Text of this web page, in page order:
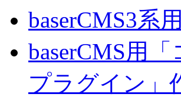
baserCMS3系
baserCMS用
プラグイン」